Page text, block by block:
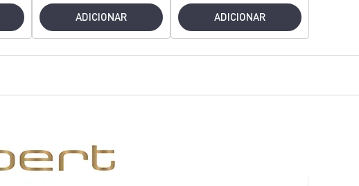
ADICIONAR ADICIONAR